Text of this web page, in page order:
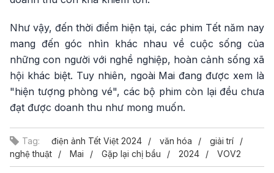
Như vậy, đến thời điểm hiện tại, các phim Tết năm nay
mang đến góc nhìn khác nhau về cuộc sống của
những con người với nghề nghiệp, hoàn cảnh sống xã
hội khác biệt. Tuy nhiên, ngoài Mai đang được xem là
"hiện tượng phòng vé", các bộ phim còn lại đều chưa
đạt được doanh thu như mong muốn.
Tag: điện ảnh Tết Việt 2024 văn hóa
giải trí
nghệ thuật
Mai Gặp lại chị bầu 2024 VOV2